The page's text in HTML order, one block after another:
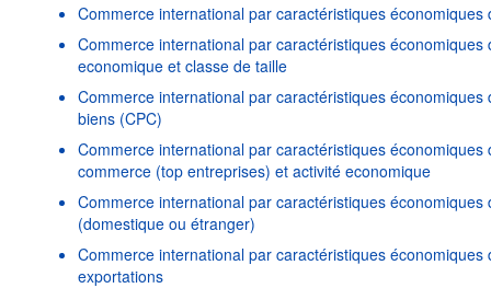
Commerce international par caractéristiques économiques
Commerce international par caractéristiques
economique et classe de taille
Commerce international par caractéristiques
biens (CPC)
Commerce international par caractéristiques
commerce (top entreprises) et activité economique
Commerce international par caractéristiques
(domestique ou étranger)
Commerce international par caractéristiques
exportations